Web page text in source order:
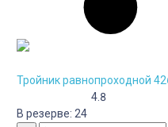
Тройник равнопроходной
4.8
В резерве: 24